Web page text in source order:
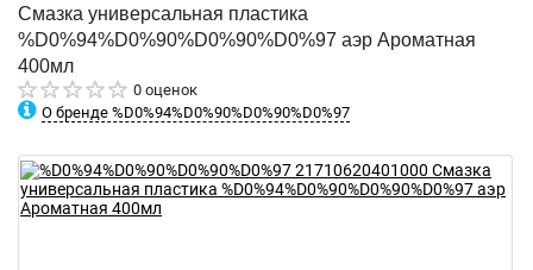
Смазка универсальная пластика
%D0%94%D0%90%D0%90%D0%97 аэр Ароматная
400мл
0 оценок
О бренде %D0%94%D0%90%D0%90%D0%97